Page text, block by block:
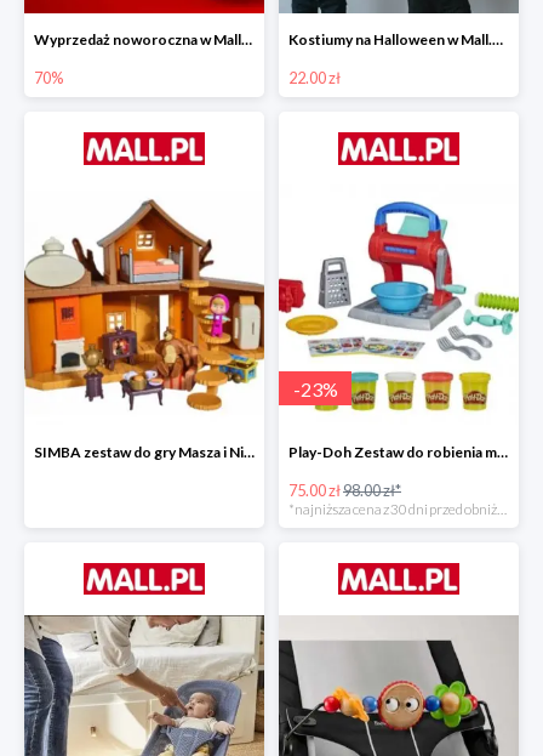
Wyprzedaż noworoczna w Mall.pl do -70%
70%
Kostiumy na Halloween w Mall.pl od 22 zł
22.00 zł
SIMBA zestaw do gry Masza i Niedźwiedź - Duży dom Maszy -15%
-23%
Play-Doh Zestaw do robienia makaronów -23%
75.00 zł98.00 zł*